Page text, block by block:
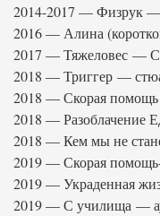
2014-2017 — Физрук —
2016 — Алина
2017 — Тяжеловес —
2018 — Триггер —
2018 — Скорая
2018 — Разоблачение
2018 — Кем мы не
2019 — Скорая
2019 — Украденная
2019 — С училища —